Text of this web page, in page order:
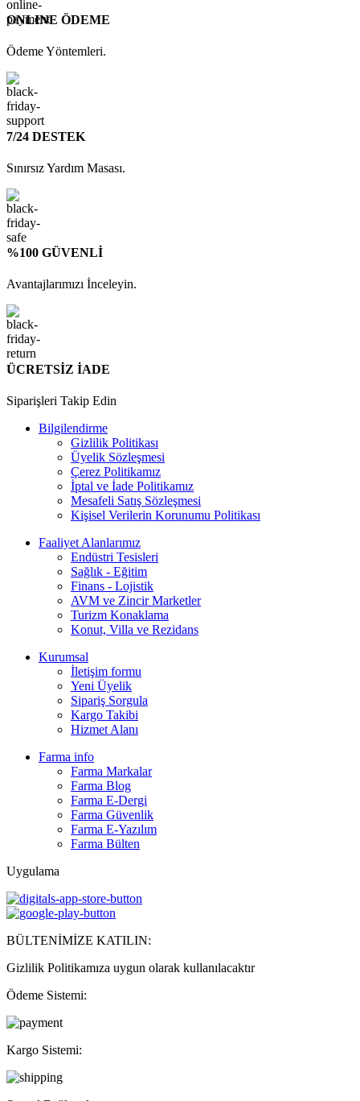
ONLINE ÖDEME
Ödeme Yöntemleri.
7/24 DESTEK
Sınırsız Yardım Masası.
%100 GÜVENLİ
Avantajlarımızı İnceleyin.
ÜCRETSİZ İADE
Siparişleri Takip Edin
Bilgilendirme
Gizlilik Politikası
Üyelik Sözleşmesi
Çerez Politikamız
İptal ve İade Politikamız
Mesafeli Satış Sözleşmesi
Kişisel Verilerin Korunumu Politikası
Faaliyet Alanlarımız
Endüstri Tesisleri
Sağlık - Eğitim
Finans - Lojistik
AVM ve Zincir Marketler
Turizm Konaklama
Konut, Villa ve Rezidans
Kurumsal
İletişim formu
Yeni Üyelik
Sipariş Sorgula
Kargo Takibi
Hizmet Alanı
Farma info
Farma Markalar
Farma Blog
Farma E-Dergi
Farma Güvenlik
Farma E-Yazılım
Farma Bülten
Uygulama
BÜLTENİMİZE KATILIN:
Gizlilik Politikamıza uygun olarak kullanılacaktır
Ödeme Sistemi:
Kargo Sistemi: